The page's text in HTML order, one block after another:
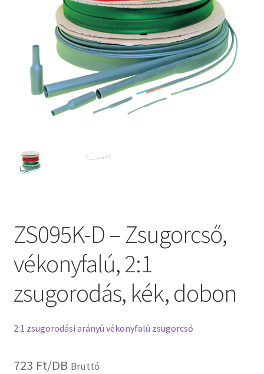
ZS095K-D – Zsugorcső,
vékonyfalú, 2:1
zsugorodás, kék, dobon
2:1 zsugorodási arányú vékonyfalú zsugorcső
723 Ft/DB Bruttó